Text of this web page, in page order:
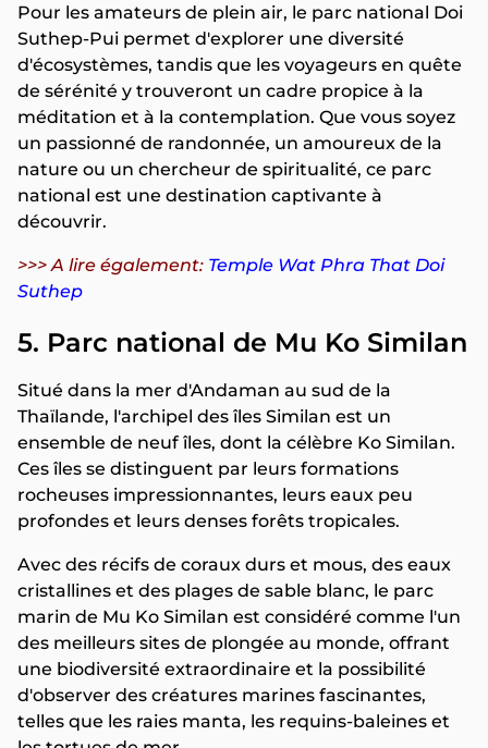
Pour les amateurs de plein air, le parc national Doi
Suthep-Pui permet d'explorer une diversité
d'écosystèmes, tandis que les voyageurs en quête
de sérénité y trouveront un cadre propice à la
méditation et à la contemplation. Que vous soyez
un passionné de randonnée, un amoureux de la
nature ou un chercheur de spiritualité, ce parc
national est une destination captivante à
découvrir.
>>> A lire également: Temple Wat Phra That Doi
Suthep
5. Parc national de Mu Ko Similan
Situé dans la mer d'Andaman au sud de la
Thaïlande, l'archipel des îles Similan est un
ensemble de neuf îles, dont la célèbre Ko Similan.
Ces îles se distinguent par leurs formations
rocheuses impressionnantes, leurs eaux peu
profondes et leurs denses forêts tropicales.
Avec des récifs de coraux durs et mous, des eaux
cristallines et des plages de sable blanc, le parc
marin de Mu Ko Similan est considéré comme l'un
des meilleurs sites de plongée au monde, offrant
une biodiversité extraordinaire et la possibilité
d'observer des créatures marines fascinantes,
telles que les raies manta, les requins-baleines et